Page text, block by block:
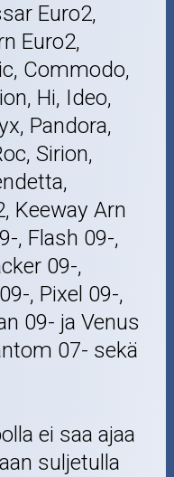
Euro2,
Euro2,
Commodo,
Hi, Ideo,
Pandora,
Sirion,
Keeway Arn
, Flash 09-,
09-,
, Pixel 09-,
09- ja Venus
07- sekä
ei saa ajaa
suljetulla